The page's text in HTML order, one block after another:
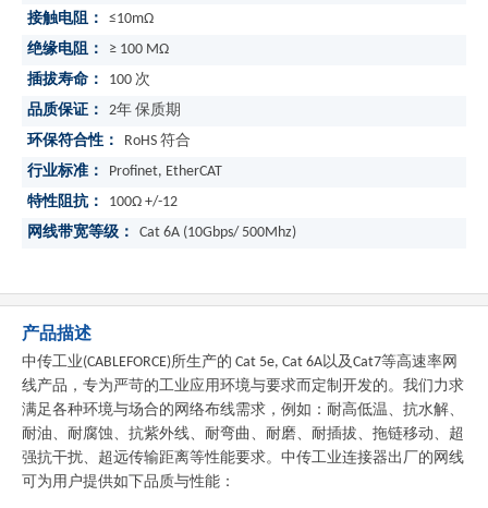
接触电阻：
≤10mΩ
绝缘电阻：
≥ 100 MΩ
插拔寿命：
100 次
品质保证：
2年 保质期
环保符合性：
RoHS 符合
行业标准：
Profinet, EtherCAT
特性阻抗：
100Ω +/-12
网线带宽等级：
Cat 6A (10Gbps/ 500Mhz)
产品描述
中传工业(CABLEFORCE)所生产的 Cat 5e, Cat 6A以及Cat7等高速率网
线产品，专为严苛的工业应用环境与要求而定制开发的。我们力求
满足各种环境与场合的网络布线需求，例如：耐高低温、抗水解、
耐油、耐腐蚀、抗紫外线、耐弯曲、耐磨、耐插拔、拖链移动、超
强抗干扰、超远传输距离等性能要求。中传工业连接器出厂的网线
可为用户提供如下品质与性能：